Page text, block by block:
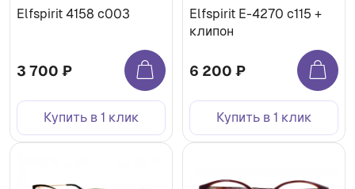
Elfspirit 4158 c003
3 700 ₽
Купить в 1 клик
Elfspirit Е-4270 c115 +
клипон
6 200 ₽
Купить в 1 клик